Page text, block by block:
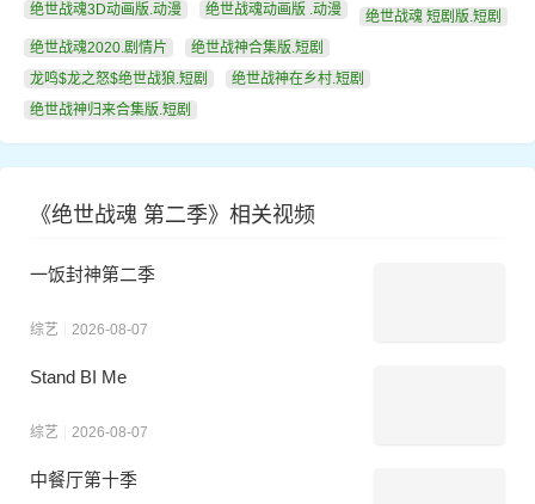
绝世战魂3D动画版.动漫
绝世战魂动画版 .动漫
绝世战魂 短剧版.短剧
绝世战魂2020.剧情片
绝世战神合集版.短剧
龙鸣$龙之怒$绝世战狼.短剧
绝世战神在乡村.短剧
绝世战神归来合集版.短剧
《绝世战魂 第二季》相关视频
一饭封神第二季
综艺 2026-08-07
Stand BI Me
综艺 2026-08-07
中餐厅第十季